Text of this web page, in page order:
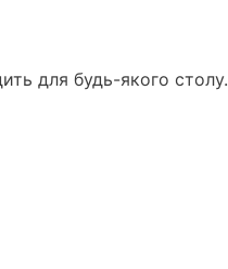
для будь-якого столу.